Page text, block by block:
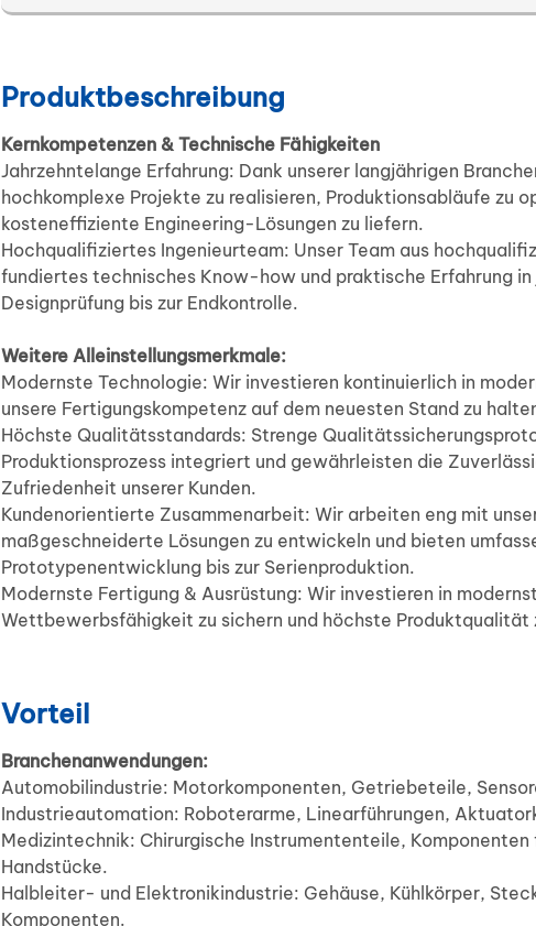
Produktbeschreibung
Kernkompetenzen & Technische Fähigkeiten
Jahrzehntelange Erfahrung: Dank unserer langjährigen
hochkomplexe Projekte zu realisieren, Produktionsabläufe zu
kosteneffiziente Engineering-Lösungen zu liefern.
Hochqualifiziertes Ingenieurteam: Unser Team aus
fundiertes technisches Know-how und praktische Erfahrung
Designprüfung bis zur Endkontrolle.
Weitere Alleinstellungsmerkmale:
Modernste Technologie: Wir investieren kontinuierlich in
unsere Fertigungskompetenz auf dem neuesten Stand zu
Höchste Qualitätsstandards: Strenge
Produktionsprozess integriert und gewährleisten die
Zufriedenheit unserer Kunden.
Kundenorientierte Zusammenarbeit: Wir arbeiten eng mit
maßgeschneiderte Lösungen zu entwickeln und bieten
Prototypenentwicklung bis zur Serienproduktion.
Modernste Fertigung & Ausrüstung: Wir investieren in
Wettbewerbsfähigkeit zu sichern und höchste Produktqualität
Vorteil
Branchenanwendungen:
Automobilindustrie: Motorkomponenten, Getriebeteile,
Industrieautomation: Roboterarme, Linearführungen,
Medizintechnik: Chirurgische Instrumententeile,
Handstücke.
Halbleiter- und Elektronikindustrie: Gehäuse, Kühlkörper,
Komponenten.